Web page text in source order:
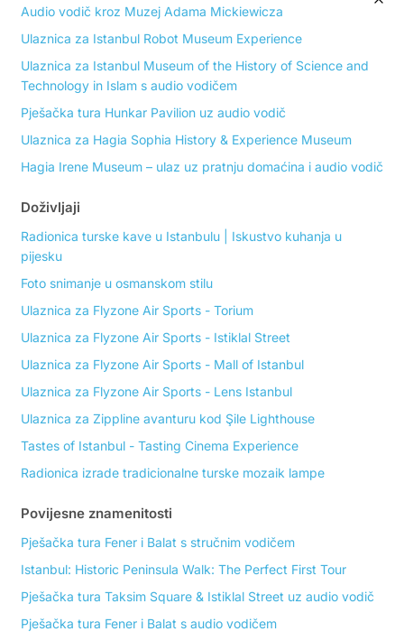
Audio vodič kroz Muzej Adama Mickiewicza
Ulaznica za Istanbul Robot Museum Experience
Ulaznica za Istanbul Museum of the History of Science and
Technology in Islam s audio vodičem
Pješačka tura Hunkar Pavilion uz audio vodič
Ulaznica za Hagia Sophia History & Experience Museum
Hagia Irene Museum – ulaz uz pratnju domaćina i audio vodič
Doživljaji
Radionica turske kave u Istanbulu | Iskustvo kuhanja u
pijesku
Foto snimanje u osmanskom stilu
Ulaznica za Flyzone Air Sports - Torium
Ulaznica za Flyzone Air Sports - Istiklal Street
Ulaznica za Flyzone Air Sports - Mall of Istanbul
Ulaznica za Flyzone Air Sports - Lens Istanbul
Ulaznica za Zippline avanturu kod Şile Lighthouse
Tastes of Istanbul - Tasting Cinema Experience
Radionica izrade tradicionalne turske mozaik lampe
Povijesne znamenitosti
Pješačka tura Fener i Balat s stručnim vodičem
Istanbul: Historic Peninsula Walk: The Perfect First Tour
Pješačka tura Taksim Square & Istiklal Street uz audio vodič
Pješačka tura Fener i Balat s audio vodičem